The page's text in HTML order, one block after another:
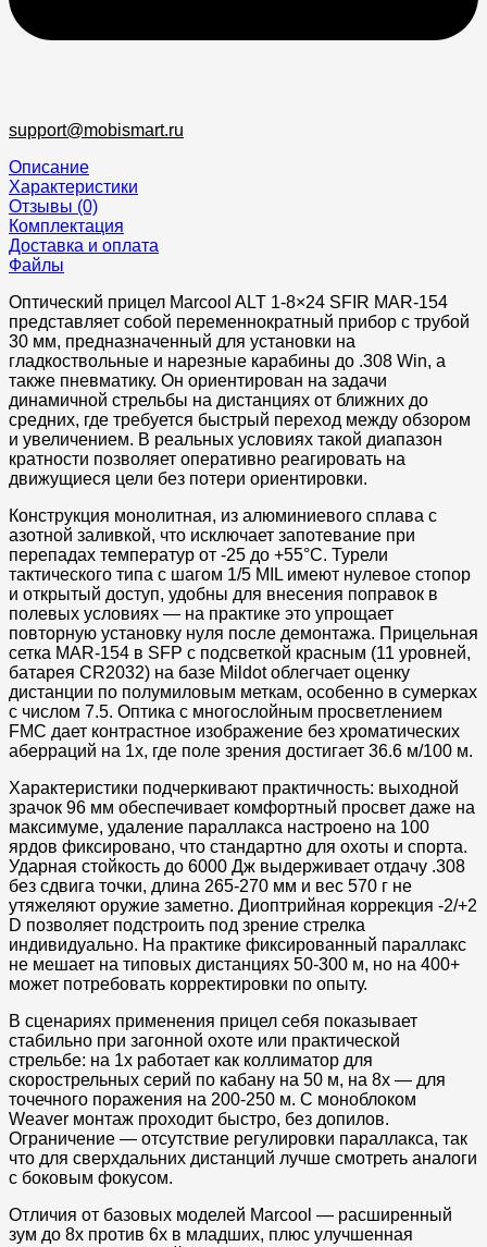
support@mobismart.ru
Описание
Характеристики
Отзывы (0)
Комплектация
Доставка и оплата
Файлы
Оптический прицел Marcool ALT 1-8×24 SFIR MAR-154
представляет собой переменнократный прибор с трубой
30 мм, предназначенный для установки на
гладкоствольные и нарезные карабины до .308 Win, а
также пневматику. Он ориентирован на задачи
динамичной стрельбы на дистанциях от ближних до
средних, где требуется быстрый переход между обзором
и увеличением. В реальных условиях такой диапазон
кратности позволяет оперативно реагировать на
движущиеся цели без потери ориентировки.​
Конструкция монолитная, из алюминиевого сплава с
азотной заливкой, что исключает запотевание при
перепадах температур от -25 до +55°C. Турели
тактического типа с шагом 1/5 MIL имеют нулевое стопор
и открытый доступ, удобны для внесения поправок в
полевых условиях — на практике это упрощает
повторную установку нуля после демонтажа. Прицельная
сетка MAR-154 в SFP с подсветкой красным (11 уровней,
батарея CR2032) на базе Mildot облегчает оценку
дистанции по полумиловым меткам, особенно в сумерках
с числом 7.5. Оптика с многослойным просветлением
FMC дает контрастное изображение без хроматических
аберраций на 1x, где поле зрения достигает 36.6 м/100 м.​
Характеристики подчеркивают практичность: выходной
зрачок 96 мм обеспечивает комфортный просвет даже на
максимуме, удаление параллакса настроено на 100
ярдов фиксировано, что стандартно для охоты и спорта.
Ударная стойкость до 6000 Дж выдерживает отдачу .308
без сдвига точки, длина 265-270 мм и вес 570 г не
утяжеляют оружие заметно. Диоптрийная коррекция -2/+2
D позволяет подстроить под зрение стрелка
индивидуально. На практике фиксированный параллакс
не мешает на типовых дистанциях 50-300 м, но на 400+
может потребовать корректировки по опыту.​
В сценариях применения прицел себя показывает
стабильно при загонной охоте или практической
стрельбе: на 1x работает как коллиматор для
скорострельных серий по кабану на 50 м, на 8x — для
точечного поражения на 200-250 м. С моноблоком
Weaver монтаж проходит быстро, без допилов.
Ограничение — отсутствие регулировки параллакса, так
что для сверхдальних дистанций лучше смотреть аналоги
с боковым фокусом.​
Отличия от базовых моделей Marcool — расширенный
зум до 8x против 6x в младших, плюс улучшенная